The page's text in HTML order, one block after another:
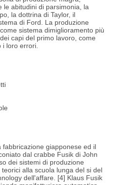
le abitudini di parsimonia, la
la dottrina di Taylor, il
di Ford. La produzione
sistema dimiglioramento più
capi del primo lavoro, come
i loro errori.
giapponese ed il
dal crabbe Fusik di John
dei sistemi di produzione
alla scuola lunga del si del
dell'affare. [4] Klaus Fusik